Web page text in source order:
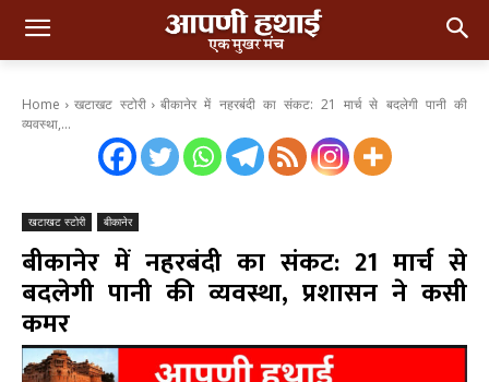
Home खटाखट स्टोरी
बीकानेर में नहरबंदी का संकट: 21 मार्च से बदलेगी पानी की
व्यवस्था,...
खटाखट स्टोरी बीकानेर
बीकानेर में नहरबंदी का संकट: 21 मार्च से
बदलेगी पानी की व्यवस्था, प्रशासन ने कसी
कमर